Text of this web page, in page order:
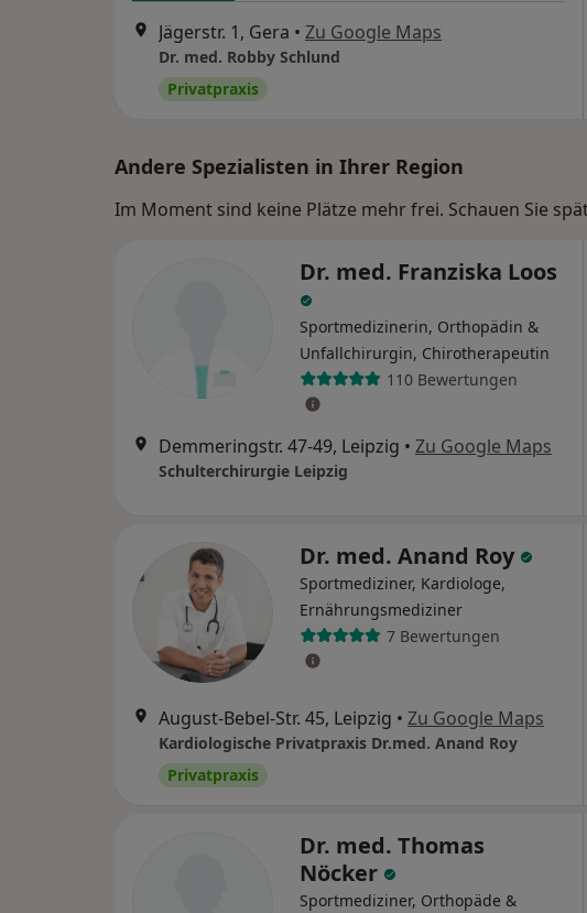
Jägerstr. 1, Gera • Zu Google Maps
Dr. med. Robby Schlund
Privatpraxis
Andere Spezialisten in Ihrer Region
Im Moment sind keine Plätze mehr frei. Schauen Sie
Dr. med. Franziska Loos
Sportmedizinerin, Orthopädin &
Unfallchirurgin, Chirotherapeutin
110 Bewertungen
Demmeringstr. 47-49, Leipzig • Zu Google Maps
Schulterchirurgie Leipzig
Dr. med. Anand Roy
Sportmediziner, Kardiologe,
Ernährungsmediziner
7 Bewertungen
August-Bebel-Str. 45, Leipzig • Zu Google Maps
Kardiologische Privatpraxis Dr.med. Anand Roy
Privatpraxis
Dr. med. Thomas
Nöcker
Sportmediziner, Orthopäde &